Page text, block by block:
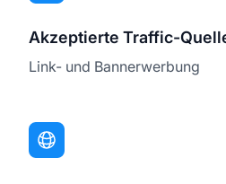
Akzeptierte Traffic-
Link- und Bannerwerbung